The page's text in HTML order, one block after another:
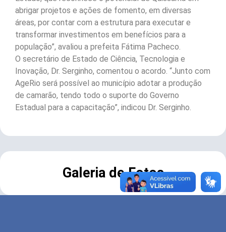
abrigar projetos e ações de fomento, em diversas
áreas, por contar com a estrutura para executar e
transformar investimentos em benefícios para a
população”, avaliou a prefeita Fátima Pacheco.
O secretário de Estado de Ciência, Tecnologia e
Inovação, Dr. Serginho, comentou o acordo. “Junto com
AgeRio será possível ao município adotar a produção
de camarão, tendo todo o suporte do Governo
Estadual para a capacitação”, indicou Dr. Serginho.
Galeria de Fotos